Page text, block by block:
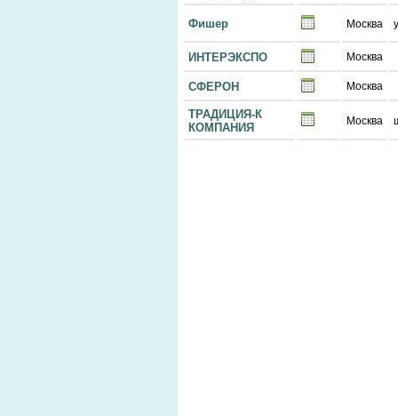
Фишер Москва
ИНТЕРЭКСПО Москва
СФЕРОН Москва
ТРАДИЦИЯ-К
КОМПАНИЯ
Москва